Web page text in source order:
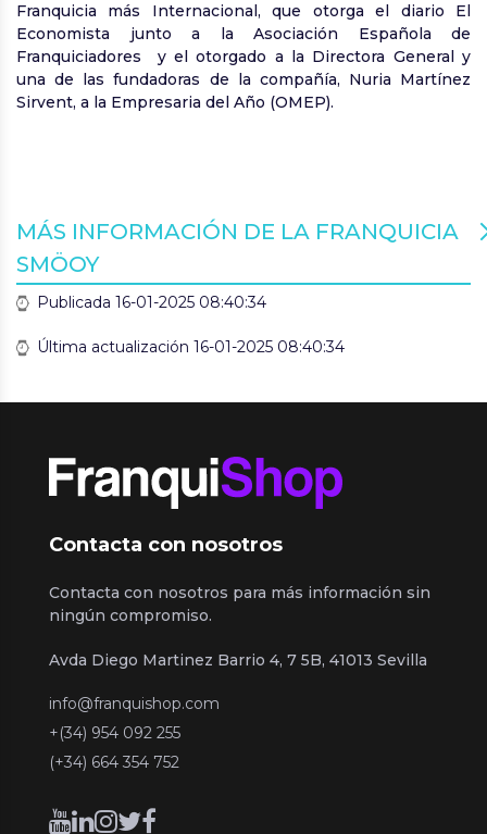
Franquicia más Internacional, que otorga el diario El
Economista junto a la Asociación Española de
Franquiciadores y el otorgado a la Directora General y
una de las fundadoras de la compañía, Nuria Martínez
Sirvent, a la Empresaria del Año (OMEP).
MÁS INFORMACIÓN DE LA FRANQUICIA
SMÖOY
Publicada 16-01-2025 08:40:34
Última actualización 16-01-2025 08:40:34
Contacta con nosotros
Contacta con nosotros para más información sin
ningún compromiso.
Avda Diego Martinez Barrio 4, 7 5B, 41013 Sevilla
info@franquishop.com
+(34) 954 092 255
(+34) 664 354 752